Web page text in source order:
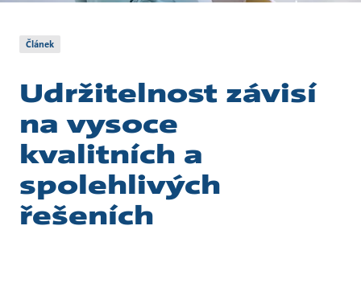
Článek
Udržitelnost závisí
na vysoce
kvalitních a
spolehlivých
řešeních